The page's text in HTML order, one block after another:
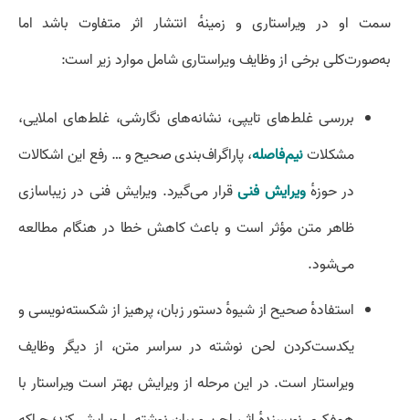
سمت او در ویراستاری و زمینهٔ انتشار اثر متفاوت باشد اما
به‌صورت‌کلی برخی از وظایف ویراستاری شامل موارد زیر است:
بررسی غلط‌های تایپی، نشانه‌های نگارشی، غلط‌های املایی،
مشکلاتنیم‌‌فاصله، پاراگراف‌بندی صحیح و … رفع این اشکالات
در حوزهٔویرایش فنیقرار می‌گیرد. ویرایش فنی در زیباسازی
ظاهر متن مؤثر است و باعث کاهش خطا در هنگام مطالعه
می‌شود.
استفادهٔ صحیح از شیوهٔ دستور زبان، پرهیز از شکسته‌نویسی و
یکدست‌کردن لحن نوشته در سراسر متن، از دیگر وظایف
ویراستار است. در این مرحله از ویرایش بهتر است ویراستار با